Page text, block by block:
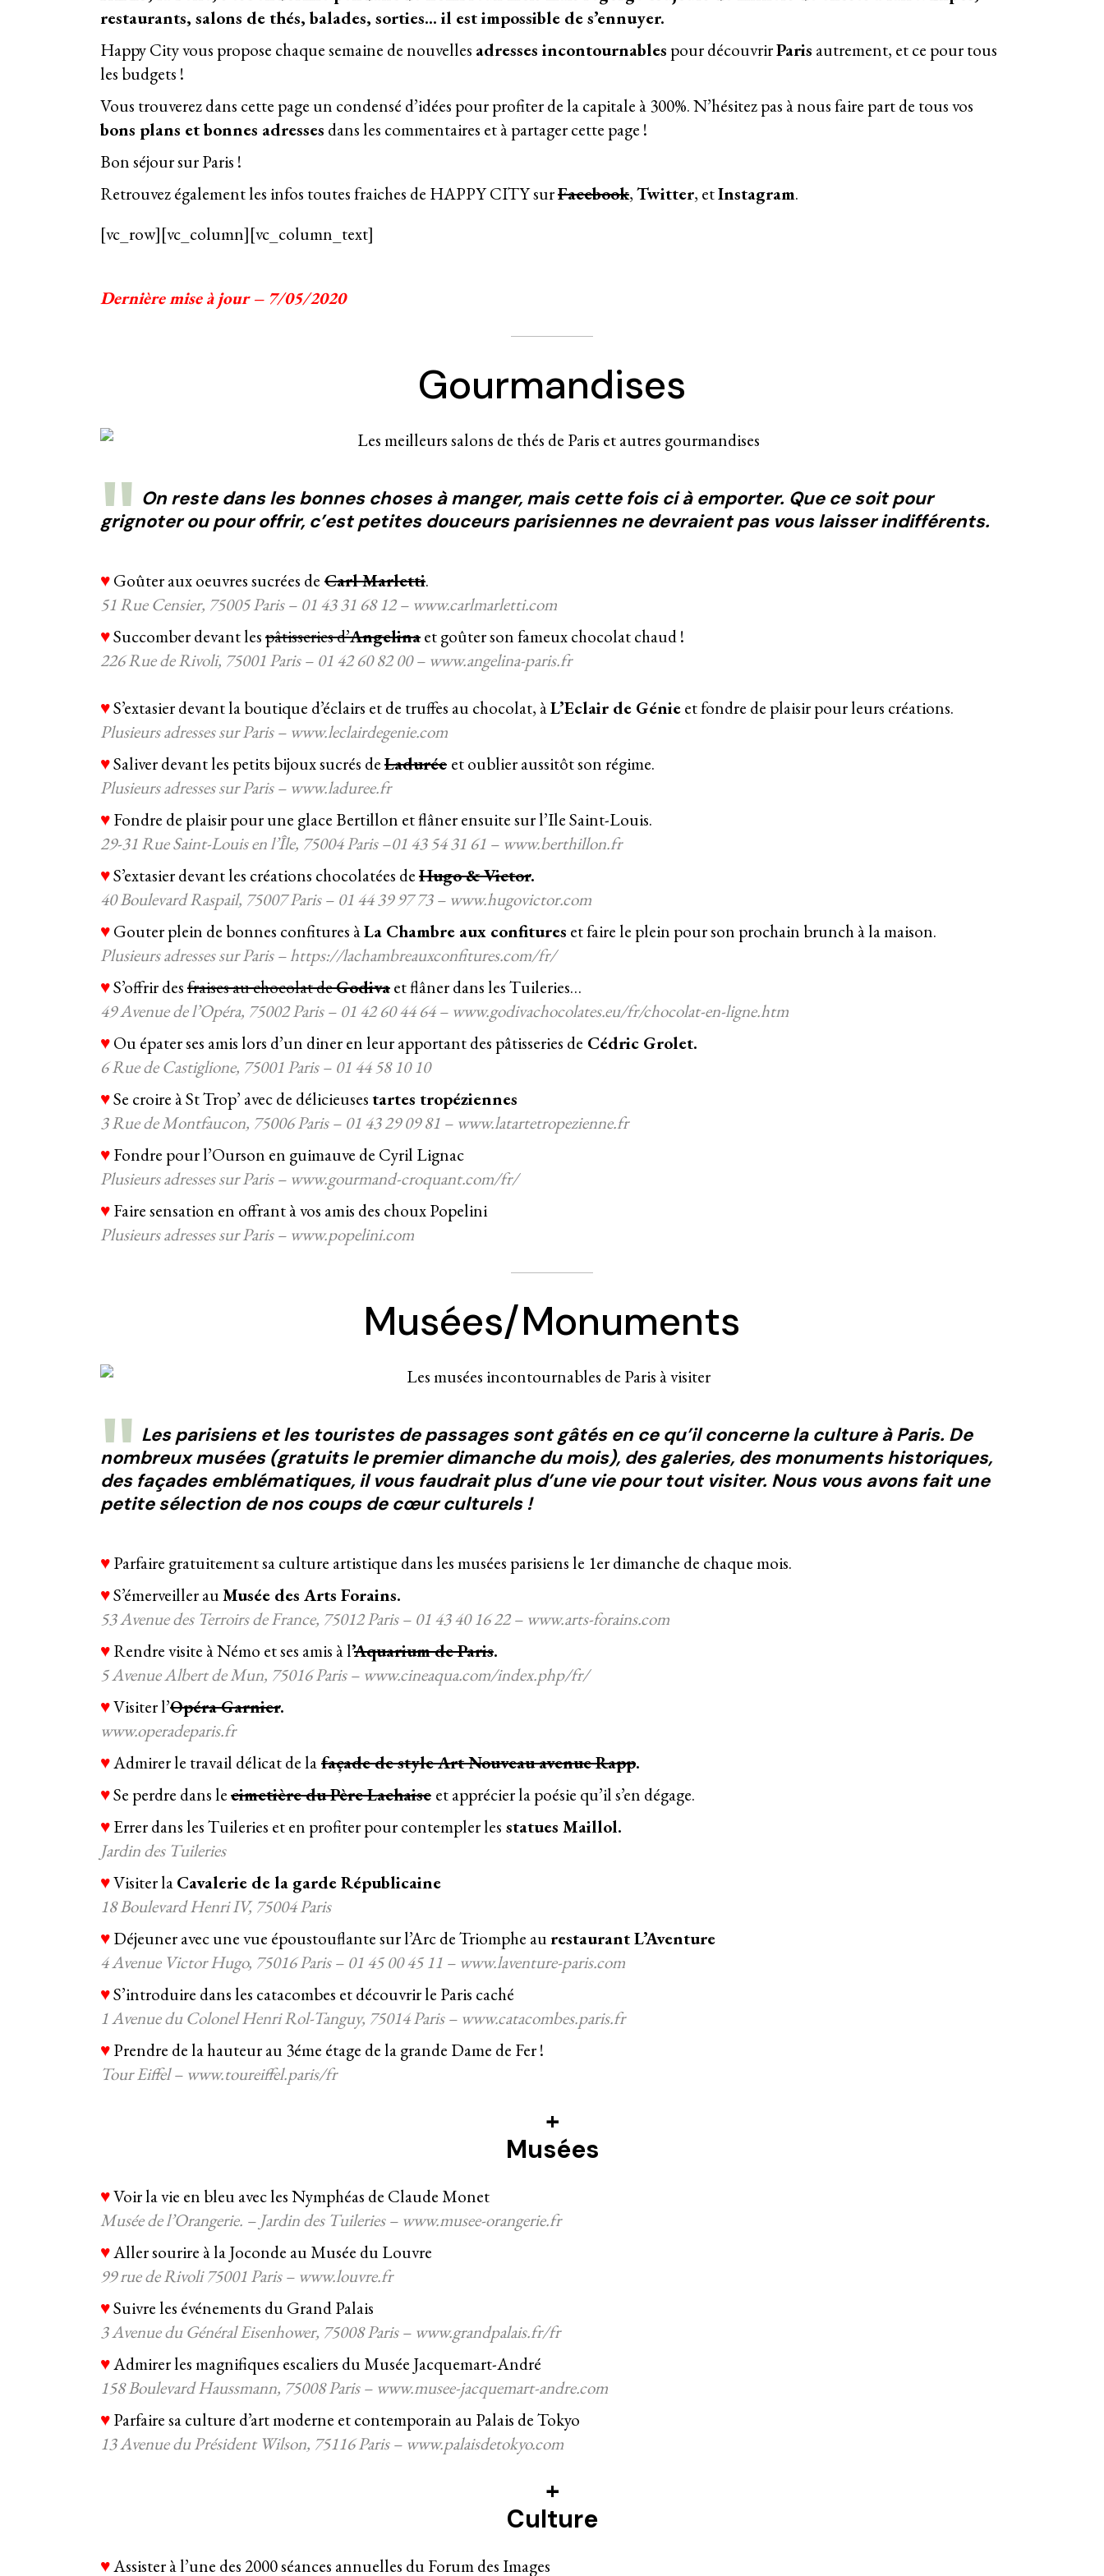
restaurants, salons de thés, balades, sorties… il est impossible de s’ennuyer.
Happy City vous propose chaque semaine de nouvelles adresses incontournables pour découvrirParis autrement, et ce pour tous
les budgets !
Vous trouverez dans cette page un condensé d’idées pour profiter de la capitale à 300%. N’hésitez pas à nous faire part de tous vos
bons plans et bonnes adresses dans les commentaires et à partager cette page !
Bon séjour sur Paris !
Retrouvez également les infos toutes fraiches de HAPPY CITY surFacebook,Twitter, etInstagram.
[vc_row][vc_column][vc_column_text]
Dernière mise à jour – 7/05/2020
Gourmandises
On reste dans les bonnes choses à manger, mais cette fois ci à emporter. Que ce soit pour
grignoter ou pour offrir, c’est petites douceurs parisiennes ne devraient pas vous laisser indifférents.
♥Goûter aux oeuvres sucrées de Carl Marletti.
51 Rue Censier, 75005 Paris – 01 43 31 68 12 – www.carlmarletti.com
♥Succomber devant lespâtisseries d’Angelinaet goûter son fameux chocolat chaud !
226 Rue de Rivoli, 75001 Paris – 01 42 60 82 00 – www.angelina-paris.fr
♥S’extasier devant la boutique d’éclairs et de truffes au chocolat, àL’Eclair de Génieet fondre de plaisir pour leurs créations.
Plusieurs adresses sur Paris – www.leclairdegenie.com
♥Saliver devant les petits bijoux sucrés deLadurée et oublier aussitôt son régime.
Plusieurs adresses sur Paris – www.laduree.fr
♥Fondre de plaisir pour une glace Bertillon et flâner ensuite sur l’Ile Saint-Louis.
29-31 Rue Saint-Louis en l’Île, 75004 Paris –01 43 54 31 61 – www.berthillon.fr
♥S’extasier devant les créations chocolatées deHugo & Victor.
40 Boulevard Raspail, 75007 Paris – 01 44 39 97 73 – www.hugovictor.com
♥Gouter plein de bonnes confitures àLa Chambre aux confitures et faire le plein pour son prochain brunch à la maison.
Plusieurs adresses sur Paris – https://lachambreauxconfitures.com/fr/
♥S’offrir desfraises au chocolat deGodivaet flâner dans les Tuileries…
49 Avenue de l’Opéra, 75002 Paris – 01 42 60 44 64 – www.godivachocolates.eu/fr/chocolat-en-ligne.htm
♥Ou épater ses amis lors d’un diner en leur apportant des pâtisseries de Cédric Grolet.
6 Rue de Castiglione, 75001 Paris – 01 44 58 10 10
♥Se croire à St Trop’ avec de délicieusestartes tropéziennes
3 Rue de Montfaucon, 75006 Paris – 01 43 29 09 81 – www.latartetropezienne.fr
♥Fondre pour l’Ourson en guimauve de Cyril Lignac
Plusieurs adresses sur Paris – www.gourmand-croquant.com/fr/
♥Faire sensation en offrant à vos amis des choux Popelini
Plusieurs adresses sur Paris – www.popelini.com
Musées/Monuments
Les parisiens et les touristes de passages sont gâtés en ce qu’il concerne la culture à Paris. De
nombreux musées (gratuits le premier dimanche du mois), des galeries, des monuments historiques,
des façades emblématiques, il vous faudrait plus d’une vie pour tout visiter. Nous vous avons fait une
petite sélection de nos coups de cœur culturels !
♥Parfaire gratuitement sa culture artistique dans les musées parisiens le 1er dimanche de chaque mois.
♥S’émerveiller auMusée des Arts Forains.
53 Avenue des Terroirs de France, 75012 Paris – 01 43 40 16 22 – www.arts-forains.com
♥Rendre visite à Némo et ses amis à l’Aquarium de Paris.
5 Avenue Albert de Mun, 75016 Paris – www.cineaqua.com/index.php/fr/
♥Visiter l’Opéra Garnier.
www.operadeparis.fr
♥Admirer le travail délicat de lafaçade de style Art Nouveau avenue Rapp.
♥Se perdre dans lecimetière du Père Lachaise et apprécier la poésie qu’il s’en dégage.
♥Errer dans les Tuileries et en profiter pour contempler les statues Maillol.
Jardin des Tuileries
♥Visiter laCavalerie de la garde Républicaine
18 Boulevard Henri IV, 75004 Paris
♥Déjeuner avec une vue époustouflante sur l’Arc de Triomphe aurestaurant L’Aventure
4 Avenue Victor Hugo, 75016 Paris – 01 45 00 45 11 – www.laventure-paris.com
♥S’introduire dans les catacombes et découvrir le Paris caché
1 Avenue du Colonel Henri Rol-Tanguy, 75014 Paris – www.catacombes.paris.fr
♥Prendre de la hauteur au 3éme étage de la grande Dame de Fer !
Tour Eiffel – www.toureiffel.paris/fr
+
Musées
♥Voir la vie en bleu avec les Nymphéas de Claude Monet
Musée de l’Orangerie. – Jardin des Tuileries – www.musee-orangerie.fr
♥Aller sourire à la Joconde au Musée du Louvre
99 rue de Rivoli 75001 Paris – www.louvre.fr
♥Suivre les événements du Grand Palais
3 Avenue du Général Eisenhower, 75008 Paris – www.grandpalais.fr/fr
♥Admirer les magnifiques escaliers du Musée Jacquemart-André
158 Boulevard Haussmann, 75008 Paris – www.musee-jacquemart-andre.com
♥Parfaire sa culture d’art moderne et contemporain au Palais de Tokyo
13 Avenue du Président Wilson, 75116 Paris – www.palaisdetokyo.com
+
Culture
♥Assister à l’une des 2000 séances annuelles du Forum des Images